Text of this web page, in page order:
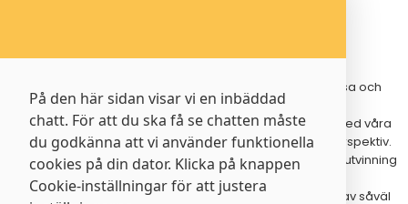
Fjärrvärmens livscykel
Vi på Kraftringen har arbetat hårt med vår hållbarhetsresa och
stävar ständigt mot att förbättra och effektivisera vår
fjärrvärmeproduktion. För att kunna vara transparenta med våra
utsläpp beräknar vi värmens påverkan ur ett livscykelperspektiv.
Det innefattar inte bara produktionen utan även allt ifrån utvinning
av råvaror och transport av bränsle, till våra
produktionsanläggningar, uppbyggnad och avveckling av såväl
På den här sidan visar vi en inbäddad
chatt. För att du ska få se chatten måste
du godkänna att vi använder funktionella
cookies på din dator. Klicka på knappen
Cookie-inställningar för att justera